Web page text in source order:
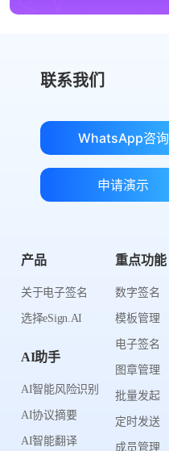
联系我们
WhatsApp咨询
申请演示
产品
关于电子签名
选择eSign.AI
AI助手
AI智能风险识别
AI协议摘要
AI智能翻译
重点功能
数字签名
模板管理
电子签名
图章管理
批量发起
定时发送
成员管理